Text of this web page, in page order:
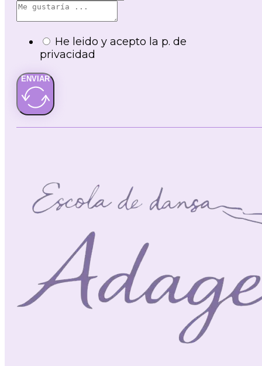
He leido y acepto la p. de
privacidad
ENVIAR